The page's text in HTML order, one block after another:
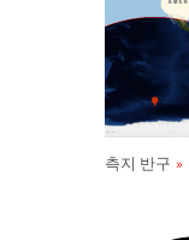
측지 반구